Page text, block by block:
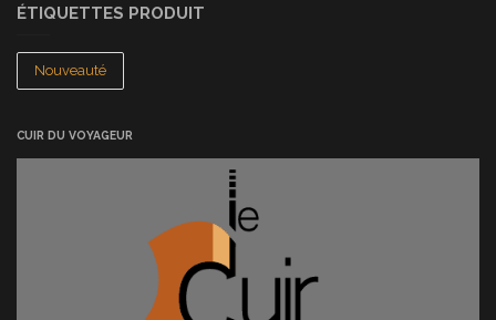
ÉTIQUETTES PRODUIT
Nouveauté
CUIR DU VOYAGEUR